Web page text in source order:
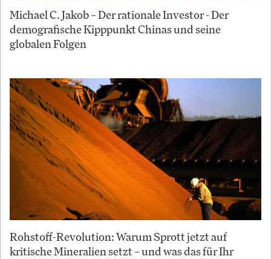
Michael C. Jakob – Der rationale Investor - Der
demografische Kipppunkt Chinas und seine
globalen Folgen
Rohstoff-Revolution: Warum Sprott jetzt auf
kritische Mineralien setzt – und was das für Ihr